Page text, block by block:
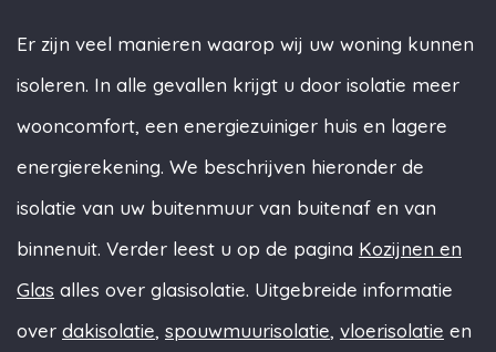
Er zijn veel manieren waarop wij uw woning kunnen
isoleren. In alle gevallen krijgt u door isolatie meer
wooncomfort, een energiezuiniger huis en lagere
energierekening. We beschrijven hieronder de
isolatie van uw buitenmuur van buitenaf en van
binnenuit. Verder leest u op de pagina Kozijnen en
Glas alles over glasisolatie. Uitgebreide informatie
over dakisolatie, spouwmuurisolatie, vloerisolatie en